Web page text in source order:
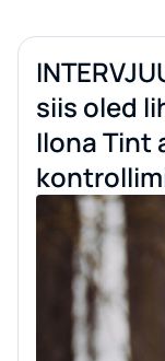
siis oled
Ilona Tint